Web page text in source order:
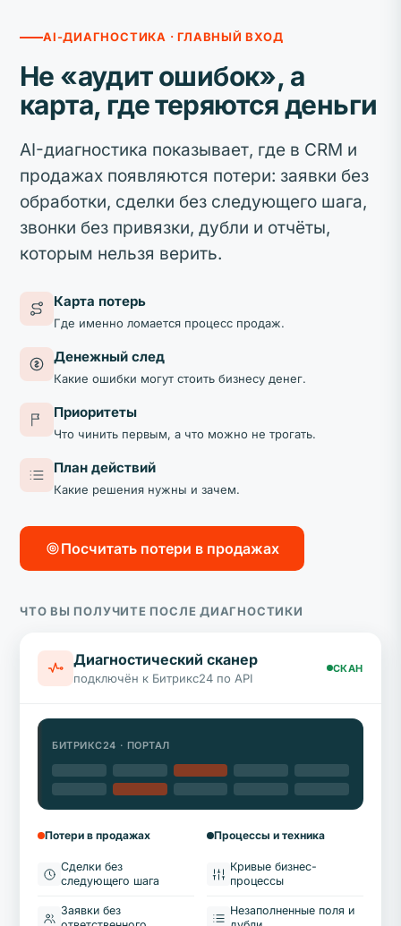
AI-ДИАГНОСТИКА · ГЛАВНЫЙ ВХОД
Не «аудит ошибок», а
карта, где теряются деньги
AI-диагностика показывает, где в CRM и
продажах появляются потери: заявки без
обработки, сделки без следующего шага,
звонки без привязки, дубли и отчёты,
которым нельзя верить.
Карта потерь
Где именно ломается процесс продаж.
Денежный след
Какие ошибки могут стоить бизнесу денег.
Приоритеты
Что чинить первым, а что можно не трогать.
План действий
Какие решения нужны и зачем.
Посчитать потери в продажах
ЧТО ВЫ ПОЛУЧИТЕ ПОСЛЕ ДИАГНОСТИКИ
Диагностический сканер
подключён к Битрикс24 по API
СКАН
БИТРИКС24 · ПОРТАЛ
Потери в продажах
Сделки без
следующего шага
Заявки без
Процессы и техника
Кривые бизнес-
процессы
Незаполненные поля и